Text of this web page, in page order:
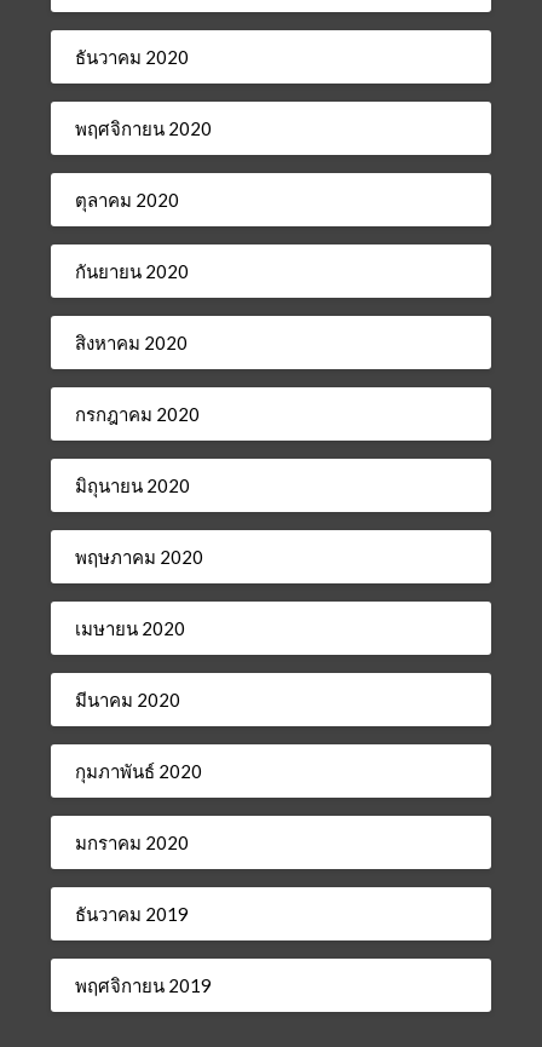
ธันวาคม 2020
พฤศจิกายน 2020
ตุลาคม 2020
กันยายน 2020
สิงหาคม 2020
กรกฎาคม 2020
มิถุนายน 2020
พฤษภาคม 2020
เมษายน 2020
มีนาคม 2020
กุมภาพันธ์ 2020
มกราคม 2020
ธันวาคม 2019
พฤศจิกายน 2019